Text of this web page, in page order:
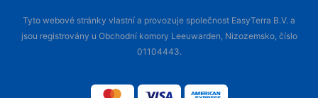
Tyto webové stránky vlastní a provozuje společnost EasyTerra B.V. a
jsou registrovány u Obchodní komory Leeuwarden, Nizozemsko, číslo
01104443.